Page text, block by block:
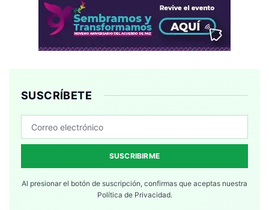
SUSCRÍBETE
SUSCRIBIRME
Al presionar el botón de suscripción, confirmas que aceptas nuestra
Política de Privacidad.